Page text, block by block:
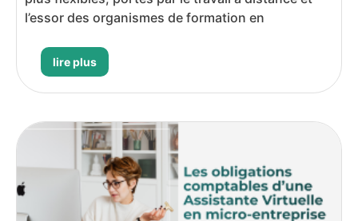
l’essor des organismes de formation en
lire plus